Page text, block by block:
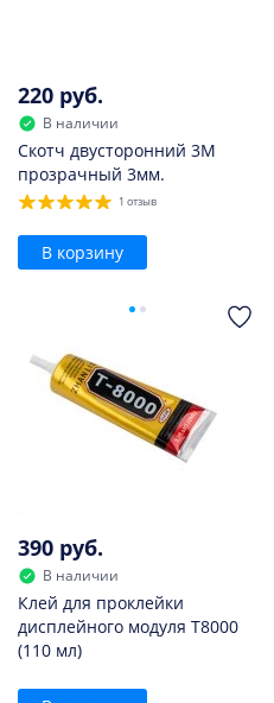
220 руб.
В наличии
Скотч двусторонний 3M
прозрачный 3мм.
1 отзыв
В корзину
390 руб.
В наличии
Клей для проклейки
дисплейного модуля T8000
(110 мл)